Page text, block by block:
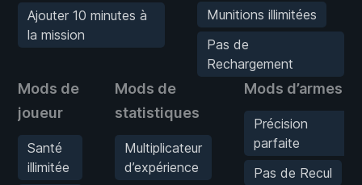
Ajouter 10 minutes à
la mission
Munitions illimitées
Pas de
Rechargement
Mods de
joueur
Santé
illimitée
Mods de
statistiques
Multiplicateur
d’expérience
Mods d’armes
Précision
parfaite
Pas de Recul